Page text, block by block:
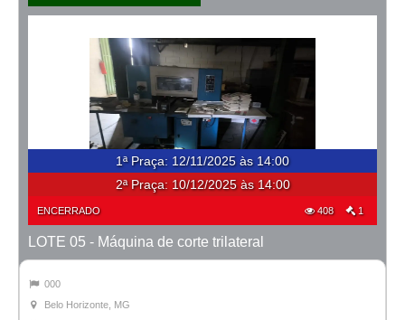
1ª Praça: 12/11/2025 às 14:00
2ª Praça: 10/12/2025 às 14:00
ENCERRADO 408 1
LOTE 05 - Máquina de corte trilateral
000
Belo Horizonte, MG